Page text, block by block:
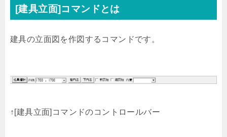
[建具立面]コマンドとは
建具の立面図を作図するコマンドです。
↑[建具立面]コマンドのコントロールバー